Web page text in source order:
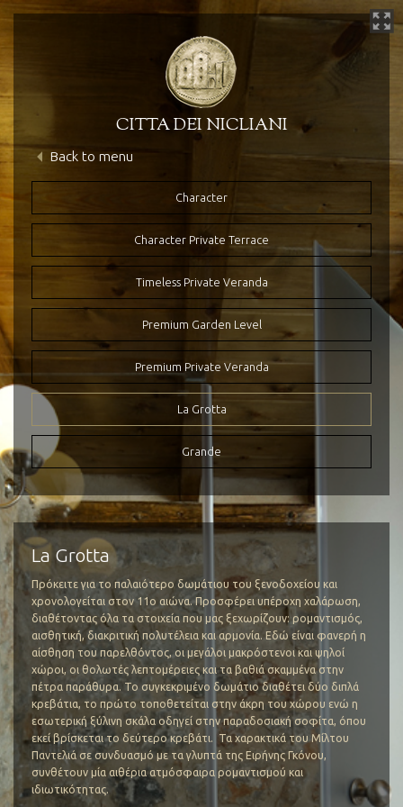
CITTA DEI NICLIANI
Back to menu
Character
Character Private Terrace
Timeless Private Veranda
Premium Garden Level
Premium Private Veranda
La Grotta
Grande
Παραδοσιακη κουζινα
Η κουζινα μας
Το κελαρι μας
Δραστηριοτητες
Πεζοπορία
Οινογευσία
Παραγωγή Ελαιολάδου
Προσβαση
Μεταφορες
Χαρτης
La Grotta
Πρόκειτε για το παλαιότερο δωμάτιου του ξενοδοχείου και
χρονολογείται στον 11ο αιώνα. Προσφέρει υπέροχη χαλάρωση,
διαθέτοντας όλα τα στοιχεία που μας ξεχωρίζουν: ρομαντισμός,
αισθητική, διακριτική πολυτέλεια και αρμονία. Εδώ είναι φανερή η
αίσθηση του παρελθόντος, οι μεγάλοι μακρόστενοι και ψηλοί
χώροι, οι θολωτές λεπτομέρειες και τα βαθιά σκαμμένα στην
πέτρα παράθυρα. Το συγκεκριμένο δωμάτιο διαθέτει δύο διπλά
κρεβάτια, το πρώτο τοποθετείται στην άκρη του χώρου ενώ η
εσωτερική ξύλινη σκάλα οδηγεί στην παραδοσιακή σοφίτα, όπου
εκεί βρίσκεται το δεύτερο κρεβάτι. Τα χαρακτικά του Μίλτου
Παντελιά σε συνδυασμό με τα γλυπτά της Ειρήνης Γκόνου,
συνθέτουν μία αιθέρια ατμόσφαιρα ρομαντισμού και
ιδιωτικότητας.